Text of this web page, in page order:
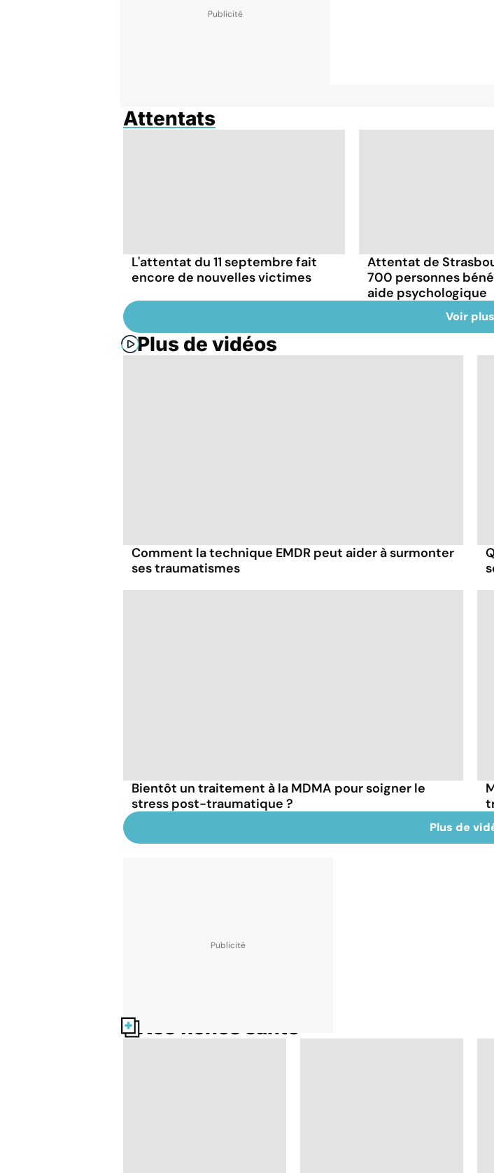
Attentats
L'attentat du 11 septembre fait
encore de nouvelles victimes
Attentat de
700 personnes
aide psychologique
Voir plus
Plus de vidéos
Comment la technique EMDR peut aider à surmonter
ses traumatismes
Bientôt un traitement à la MDMA pour soigner le
stress post-traumatique ?
Plus de
Nos fiches santé